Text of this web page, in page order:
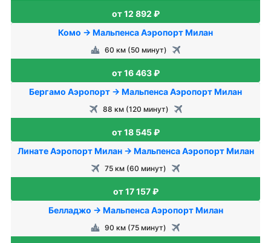
от 12 892 ₽
Комо → Мальпенса Аэропорт Милан
60 км (50 минут)
от 16 463 ₽
Бергамо Аэропорт → Мальпенса Аэропорт Милан
88 км (120 минут)
от 18 545 ₽
Линате Аэропорт Милан → Мальпенса Аэропорт Милан
75 км (60 минут)
от 17 157 ₽
Белладжо → Мальпенса Аэропорт Милан
90 км (75 минут)